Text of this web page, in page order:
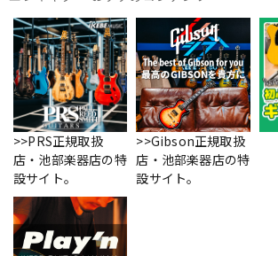
>>PRS正規取扱
店・池部楽器店の特
設サイト。
>>Gibson正規取扱
店・池部楽器店の特
設サイト。